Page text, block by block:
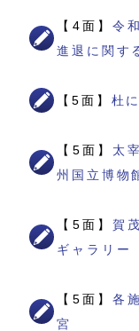
【4面】令
進退に関す
【5面】 杜
【5面】 太
州国立博物
【5面】賀
ギャラリー
【5面】各
宮